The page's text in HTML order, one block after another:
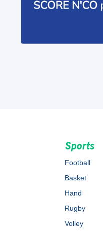
Sports
Football
Basket
Hand
Rugby
Volley